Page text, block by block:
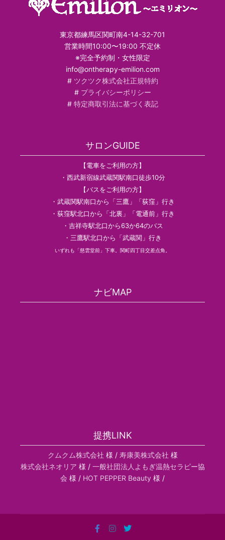
東京都練馬区関町南4-14-32-701
営業時間10:00〜19:00 不定休
※完全予約制・女性限定
info@ontherapy-emilion.com
# ツクツク株式会社正規特約
# プライバシーポリシー
# 特定商取引法に基づく表記
サロンGUIDE
【電車をご利用の方】
・西武新宿線武蔵関駅南口徒歩10分
【バスをご利用の方】
・武蔵関駅南口から「三鷹」「荻窪」行き
・荻窪駅北口から「北裏」「電通前」行き
・吉祥寺駅北口から63か64のバス
・三鷹駅北口から「武蔵関」行き
いずれも「慈雲堂前」下車。関町四丁目交差点角。
ナビMAP
提携LINK
クムクム株式会社 様 / 寿康美株式会社 様
株式会社ネオリア 様 / 一般社団法人よもぎ温熱セラピー協
会 様 / HOT PEPPER Beauty 様 /